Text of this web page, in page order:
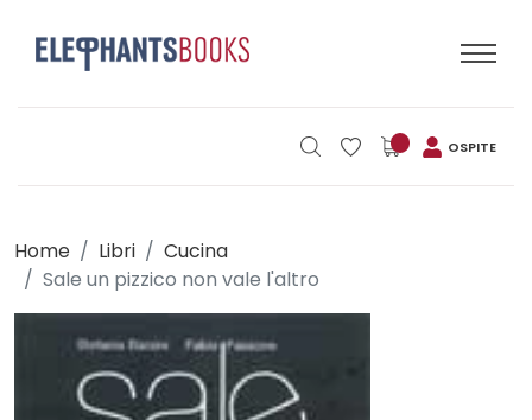
OSPITE
Home Libri
Cucina
Sale un pizzico non vale l'altro